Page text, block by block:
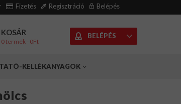
Fizetés Regisztráció Belépés
KOSÁR
0 termék - 0Ft
BELÉPÉS
KELLÉKANYAGOK